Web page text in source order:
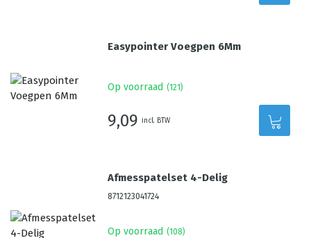
Easypointer Voegpen 6Mm
Op voorraad (121 )
9,09 incl. BTW
Afmesspatelset 4-Delig
8712123041724
Op voorraad (108)